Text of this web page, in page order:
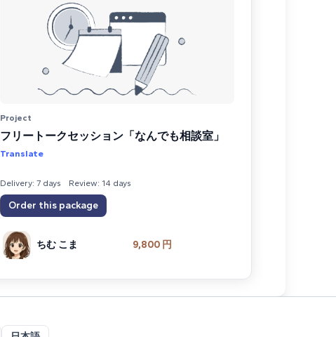
Project
フリートークセッション「なんでも相談室」
Translate
Delivery: 7 days Review: 14 days
Order this package
ちむ こま 9,800 円